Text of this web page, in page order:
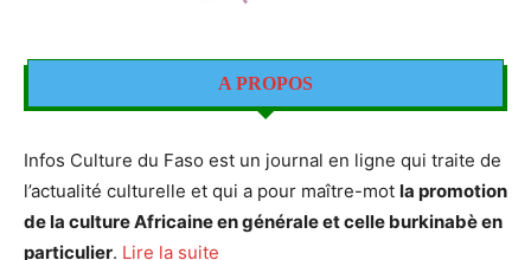
A PROPOS
Infos Culture du Faso est un journal en ligne qui traite de
l’actualité culturelle et qui a pour maître-mot la promotion
de la culture Africaine en générale et celle burkinabè en
particulier. Lire la suite